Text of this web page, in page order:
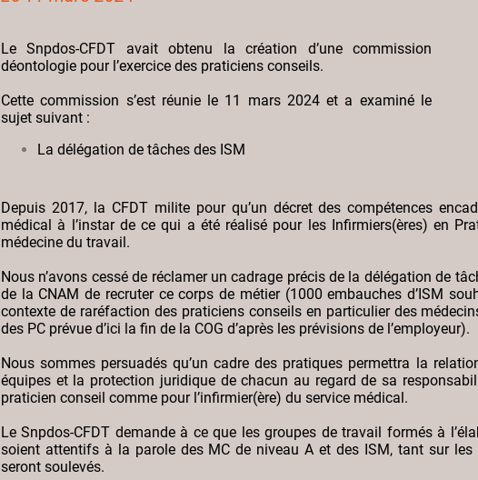
Depuis 2017, la CFDT milite pour qu’un décret des compétences
médical à l’instar de ce qui a été réalisé pour les Infirmiers(ères) en
médecine du travail.
Nous n’avons cessé de réclamer un cadrage précis de la délégation de
de la CNAM de recruter ce corps de métier (1000 embauches d’ISM
contexte de raréfaction des praticiens conseils en particulier des
des PC prévue d’ici la fin de la COG d’après les prévisions de l’employeur).
Nous sommes persuadés qu’un cadre des pratiques permettra la
équipes et la protection juridique de chacun au regard de sa
praticien conseil comme pour l’infirmier(ère) du service médical.
Le Snpdos-CFDT demande à ce que les groupes de travail formés à
soient attentifs à la parole des MC de niveau A et des ISM, tant sur
seront soulevés.
Le Snpdos-CFDT avait obtenu la création d’une commission
déontologie pour l’exercice des praticiens conseils.
Cette commission s’est réunie le 11 mars 2024 et a examiné le
sujet suivant :
La délégation de tâches des ISM